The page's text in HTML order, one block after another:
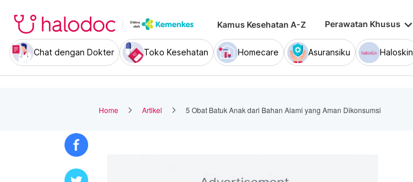
Kamus Kesehatan A-Z Perawatan Khusus keyboard_arrow_down
Chat dengan Dokter Toko Kesehatan Homecare Asuransiku Haloskin
Home Artikel 5 Obat Batuk Anak dari Bahan Alami yang Aman Dikonsumsi